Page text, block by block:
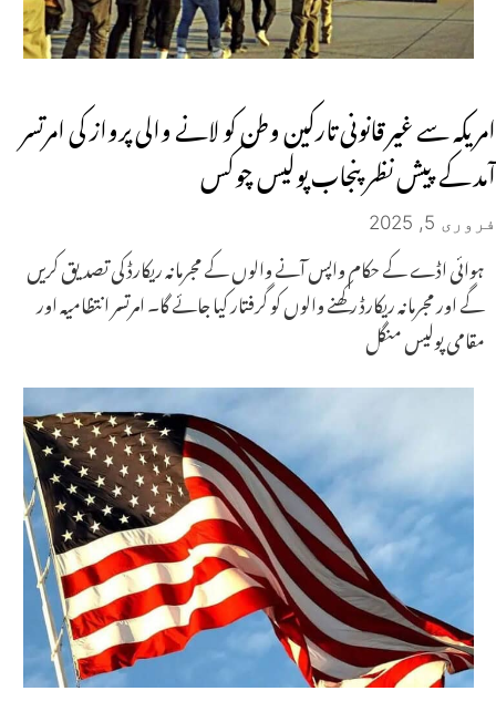
امریکہ سے غیر قانونی تارکین وطن کو لانے والی پرواز کی امرتسر
آمد کے پیش نظر پنجاب پولیس چوکس
فروری 5, 2025
ہوائی اڈے کے حکام واپس آنے والوں کے مجرمانہ ریکارڈ کی تصدیق کریں
گے اور مجرمانہ ریکارڈ رکھنے والوں کو گرفتار کیا جائے گا۔ امرتسر انتظامیہ اور
مقامی پولیس منگل